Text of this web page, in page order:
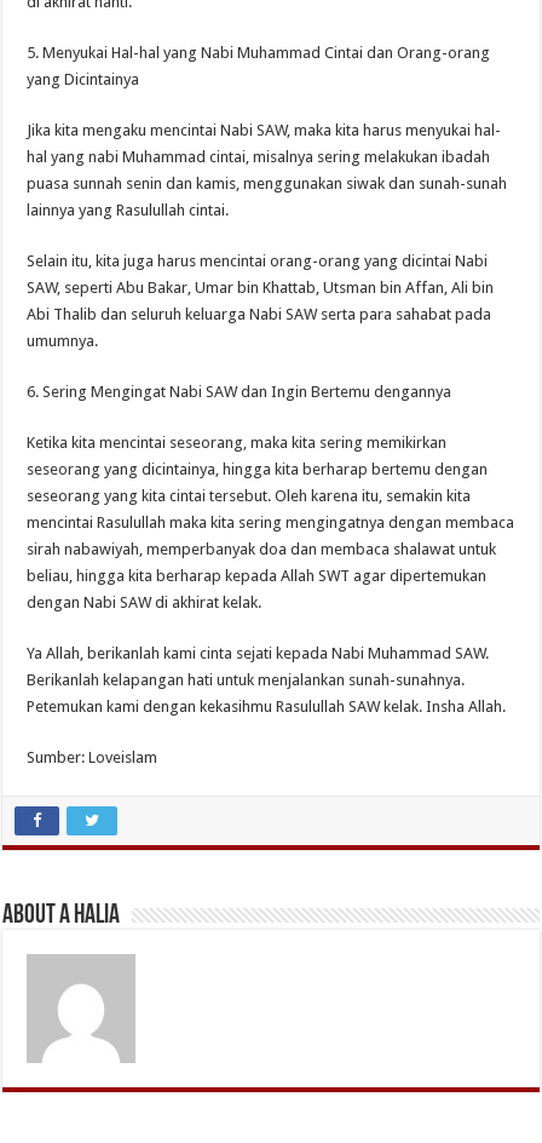
5. Menyukai Hal-hal yang Nabi Muhammad Cintai dan Orang-orang
yang Dicintainya
Jika kita mengaku mencintai Nabi SAW, maka kita harus menyukai hal-
hal yang nabi Muhammad cintai, misalnya sering melakukan ibadah
puasa sunnah senin dan kamis, menggunakan siwak dan sunah-sunah
lainnya yang Rasulullah cintai.
Selain itu, kita juga harus mencintai orang-orang yang dicintai Nabi
SAW, seperti Abu Bakar, Umar bin Khattab, Utsman bin Affan, Ali bin
Abi Thalib dan seluruh keluarga Nabi SAW serta para sahabat pada
umumnya.
6. Sering Mengingat Nabi SAW dan Ingin Bertemu dengannya
Ketika kita mencintai seseorang, maka kita sering memikirkan
seseorang yang dicintainya, hingga kita berharap bertemu dengan
seseorang yang kita cintai tersebut. Oleh karena itu, semakin kita
mencintai Rasulullah maka kita sering mengingatnya dengan membaca
sirah nabawiyah, memperbanyak doa dan membaca shalawat untuk
beliau, hingga kita berharap kepada Allah SWT agar dipertemukan
dengan Nabi SAW di akhirat kelak.
Ya Allah, berikanlah kami cinta sejati kepada Nabi Muhammad SAW.
Berikanlah kelapangan hati untuk menjalankan sunah-sunahnya.
Petemukan kami dengan kekasihmu Rasulullah SAW kelak. Insha Allah.
Sumber: Loveislam
About A Halia